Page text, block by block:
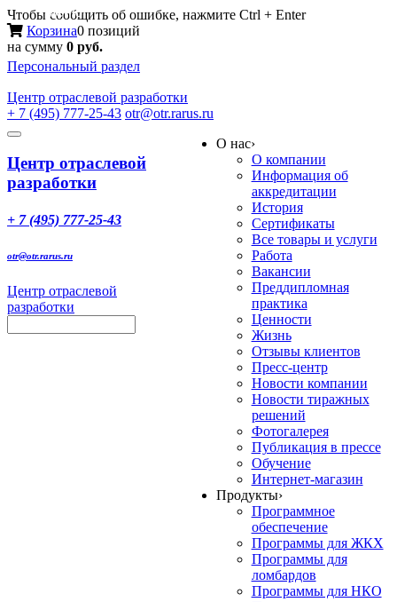
Чтобы сообщить об ошибке, нажмите Ctrl + Enter
Корзина0 позиций
на сумму 0 руб.
Персональный раздел
Центр отраслевой разработки
+ 7 (495) 777-25-43 otr@otr.rarus.ru
Toggle
Меню
Центр отраслевой
разработки
+ 7 (495) 777-25-43
otr@otr.rarus.ru
Центр отраслевой
разработки
О нас›
О компании
Информация об
аккредитации
История
Сертификаты
Все товары и услуги
Работа
Вакансии
Преддипломная
практика
Ценности
Жизнь
Отзывы клиентов
Пресс-центр
Новости компании
Новости тиражных
решений
Фотогалерея
Публикация в прессе
Обучение
Интернет-магазин
Продукты›
Программное
обеспечение
Программы для ЖКХ
Программы для
ломбардов
Программы для НКО